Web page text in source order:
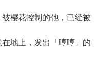
樱花控制的他，已经被
地上，发出「哼哼」的